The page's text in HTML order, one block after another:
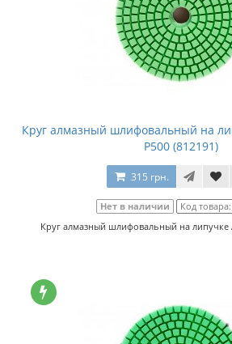
Круг алмазный шлифовальный на
P500 (812191)
315 грн.
Нет в наличии Код товара:
Круг алмазный шлифовальный на липучке